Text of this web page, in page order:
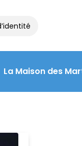
et de voyage
La Maison des